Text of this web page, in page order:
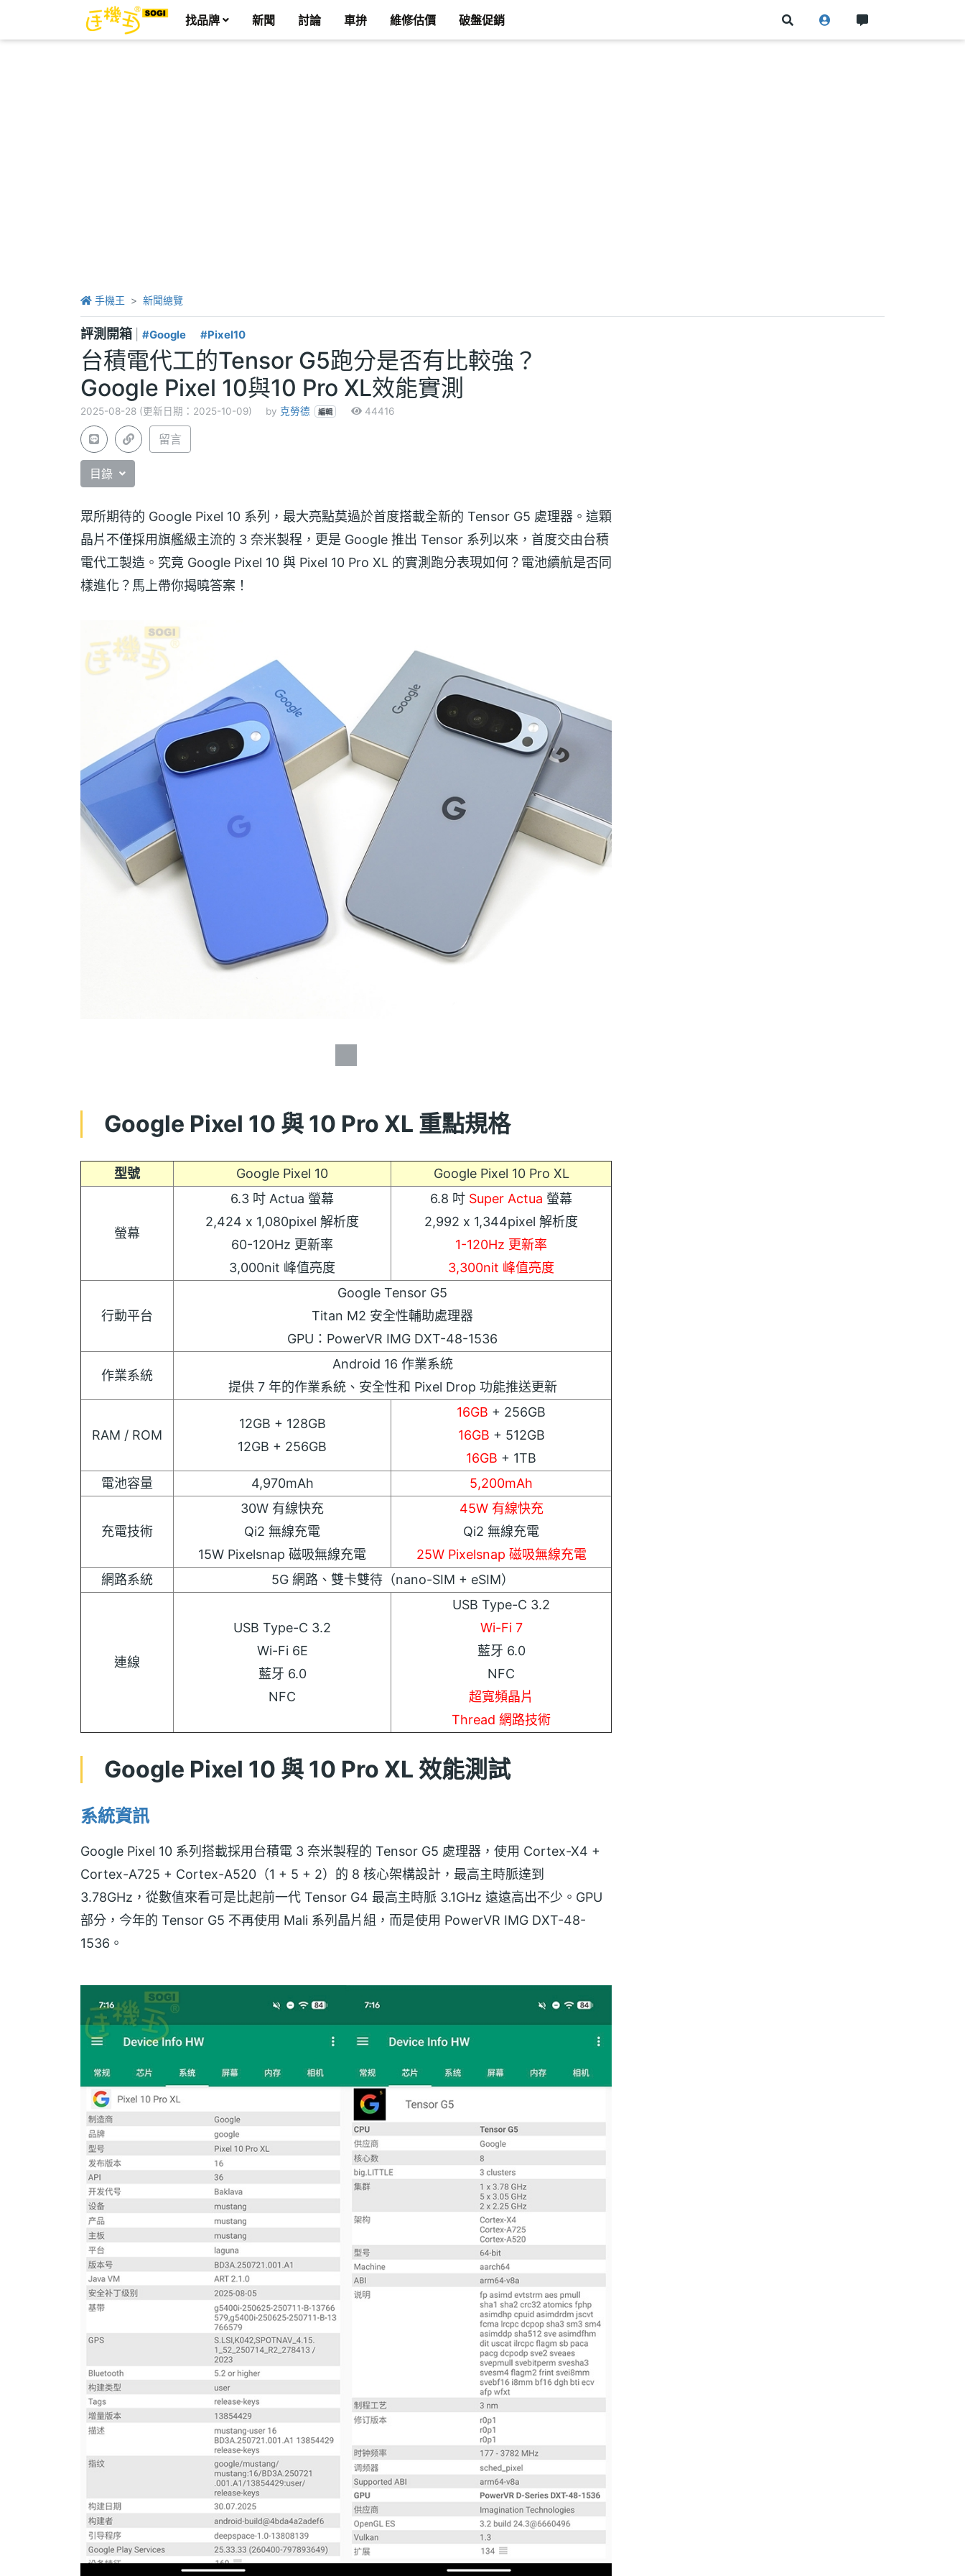
找品牌 新聞 討論 車拚 維修估價 破盤促銷
手機王 新聞總覽
評測開箱 #Google #Pixel10
台積電代工的Tensor G5跑分是否有比較強？
Google Pixel 10與10 Pro XL效能實測
2025-08-28 (更新日期：2025-10-09) by 克勞德 編輯 44416
留言
目錄
眾所期待的 Google Pixel 10 系列，最大亮點莫過於首度搭載全新的 Tensor G5 處理器。這顆
晶片不僅採用旗艦級主流的 3 奈米製程，更是 Google 推出 Tensor 系列以來，首度交由台積
電代工製造。究竟 Google Pixel 10 與 Pixel 10 Pro XL 的實測跑分表現如何？電池續航是否同
樣進化？馬上帶你揭曉答案！
Google Pixel 10 與 10 Pro XL 重點規格
型號 Google Pixel 10 Google Pixel 10 Pro XL
螢幕
6.3 吋 Actua 螢幕
2,424 x 1,080pixel 解析度
60-120Hz 更新率
3,000nit 峰值亮度
6.8 吋 Super Actua 螢幕
2,992 x 1,344pixel 解析度
1-120Hz 更新率
3,300nit 峰值亮度
行動平台
Google Tensor G5
Titan M2 安全性輔助處理器
GPU：PowerVR IMG DXT-48-1536
作業系統
Android 16 作業系統
提供 7 年的作業系統、安全性和 Pixel Drop 功能推送更新
RAM / ROM
12GB + 128GB
12GB + 256GB
16GB + 256GB
16GB + 512GB
16GB + 1TB
電池容量
4,970mAh 5,200mAh
充電技術
30W 有線快充
Qi2 無線充電
15W Pixelsnap 磁吸無線充電
45W 有線快充
Qi2 無線充電
25W Pixelsnap 磁吸無線充電
網路系統
5G 網路、雙卡雙待（nano-SIM + eSIM）
連線
USB Type-C 3.2
Wi-Fi 6E
藍牙 6.0
NFC
USB Type-C 3.2
Wi-Fi 7
藍牙 6.0
NFC
超寬頻晶片
Thread 網路技術
Google Pixel 10 與 10 Pro XL 效能測試
系統資訊
Google Pixel 10 系列搭載採用台積電 3 奈米製程的 Tensor G5 處理器，使用 Cortex-X4 +
Cortex-A725 + Cortex-A520（1 + 5 + 2）的 8 核心架構設計，最高主時脈達到
3.78GHz，從數值來看可是比起前一代 Tensor G4 最高主時脈 3.1GHz 遠遠高出不少。GPU
部分，今年的 Tensor G5 不再使用 Mali 系列晶片組，而是使用 PowerVR IMG DXT-48-
1536。